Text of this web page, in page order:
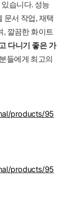
습니다. 성능
문서 작업, 재택
, 깔끔한 화이트
다니기 좋은 가
들에게 최고의
products/95
products/95